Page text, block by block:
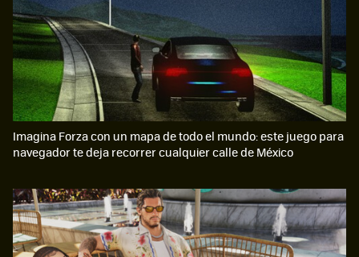
Imagina Forza con un mapa de todo el mundo: este juego para
navegador te deja recorrer cualquier calle de México